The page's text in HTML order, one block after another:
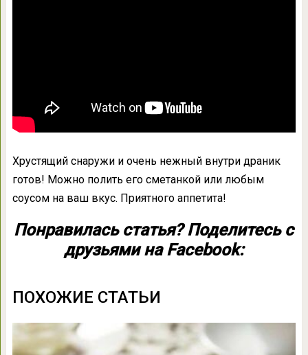
Хрустящий снаружи и очень нежный внутри драник
готов! Можно полить его сметанкой или любым
соусом на ваш вкус. Приятного аппетита!
Понравилась статья? Поделитесь с
друзьями на Facebook:
ПОХОЖИЕ СТАТЬИ